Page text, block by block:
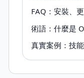
FAQ：安裝、
術語：什麼是
真實案例：技